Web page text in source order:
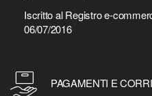
Iscritto al Registro e-
06/07/2016
PAGAMENTI E